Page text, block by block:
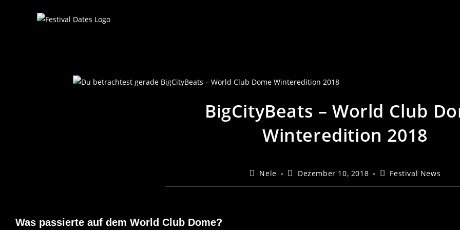
BigCityBeats – World Club
Winteredition 2018
Nele Dezember 10, 2018 Festival News
Was passierte auf dem World Club Dome?